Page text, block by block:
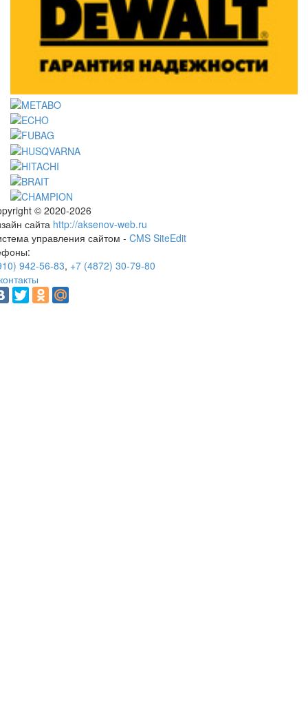
© 2020-2026
сайта http://aksenov-web.ru
управления сайтом - CMS SiteEdit
942-56-83, +7 (4872) 30-79-80